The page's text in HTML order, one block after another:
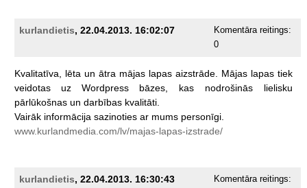
kurlandietis, 22.04.2013. 16:02:07
Komentāra reitings:
0
Kvalitatīva, lēta un ātra mājas lapas aizstrāde. Mājas lapas tiek
veidotas
uz Wordpress bāzes, kas nodrošinās
lielisku
pārlūkošnas un darbības kvalitāti.
Vairāk informācija sazinoties ar mums personīgi.
www.kurlandmedia.com/lv/majas-lapas-izstrade/
kurlandietis, 22.04.2013. 16:30:43
Komentāra reitings: